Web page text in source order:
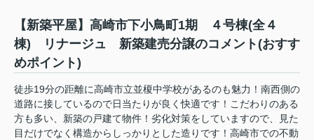
【新築平屋】高崎市下小鳥町1期 ４号棟(全４
棟) リナージュ 新築建売分譲のコメント(おすす
めポイント)
徒歩19分の距離に高崎市立並榎中学校があるのも魅力！南西側の
道路に接しているので日当たりが良く快適です！こだわりのある
方も多い、新築の戸建て物件！劣化対策をしていますので、見た
目だけでなく構造からしっかりとした造りです！高崎市での不動